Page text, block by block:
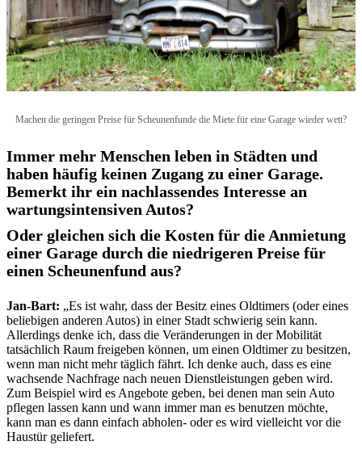
Machen die geringen Preise für Scheunenfunde die Miete für eine Garage wieder wett?
Immer mehr Menschen leben in Städten und
haben häufig keinen Zugang zu einer Garage.
Bemerkt ihr ein nachlassendes Interesse an
wartungsintensiven Autos?
Oder gleichen sich die Kosten für die Anmietung
einer Garage durch die niedrigeren Preise für
einen Scheunenfund aus?
Jan-Bart: „Es ist wahr, dass der Besitz eines Oldtimers (oder eines
beliebigen anderen Autos) in einer Stadt schwierig sein kann.
Allerdings denke ich, dass die Veränderungen in der Mobilität
tatsächlich Raum freigeben können, um einen Oldtimer zu besitzen,
wenn man nicht mehr täglich fährt. Ich denke auch, dass es eine
wachsende Nachfrage nach neuen Dienstleistungen geben wird.
Zum Beispiel wird es Angebote geben, bei denen man sein Auto
pflegen lassen kann und wann immer man es benutzen möchte,
kann man es dann einfach abholen- oder es wird vielleicht vor die
Haustür geliefert.